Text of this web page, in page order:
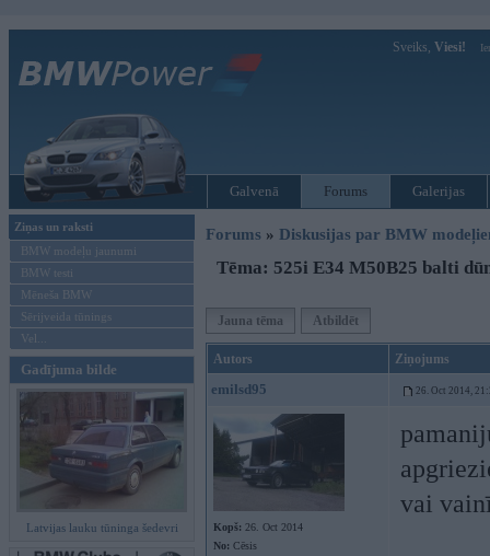
Sveiks, Viesi!
Galvenā Forums Galerijas
Ziņas un raksti
BMW modeļu jaunumi
BMW testi
Mēneša BMW
Sērijveida tūnings
Vel...
Gadījuma bilde
Latvijas lauku tūninga šedevri
Forums » Diskusijas par BMW
Tēma: 525i E34 M50B25 balti
Jauna tēma Atbildēt
Autors Ziņojums
emilsd95 26. Oct 2014,
Kopš: 26. Oct 2014
No: Cēsis
vai